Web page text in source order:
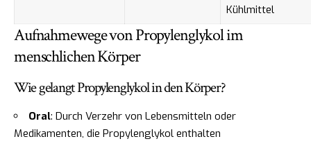
Kühlmittel
Aufnahmewege von Propylenglykol im
menschlichen Körper
Wie gelangt Propylenglykol in den Körper?
Oral: Durch Verzehr von Lebensmitteln oder
Medikamenten, die Propylenglykol enthalten